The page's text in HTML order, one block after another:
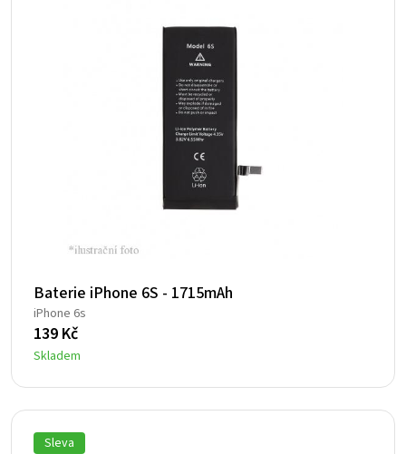
Baterie iPhone 6S - 1715mAh
iPhone 6s
139 Kč
Skladem
Sleva